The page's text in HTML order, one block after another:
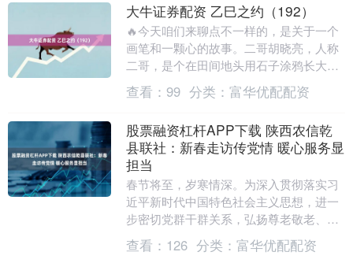
大牛证券配资 乙巳之约（192）
🔥今天咱们来聊点不一样的，是关于一个
画笔和一颗心的故事。二哥胡晓亮，人称
二哥，是个在田间地头用石子涂鸦长大的
画画爱好者。从入伍到退伍，再到拿起画
笔，他用十年时间....
查看： 99 分类： 富华优配配资
股票融资杠杆APP下载 陕西农信乾
县联社：新春走访传党情 暖心服务显
担当
春节将至，岁寒情深。为深入贯彻落实习
近平新时代中国特色社会主义思想，进一
步密切党群干群关系，弘扬尊老敬老、扶
贫济困的传统美德。近日，乾县联社党委
组织各党支部集中....
查看： 126 分类： 富华优配配资